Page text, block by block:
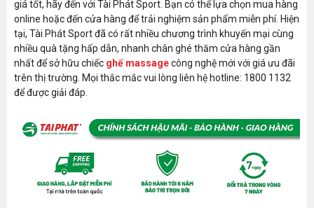
Cài đặt thời gian Có (10 phút/ 20 phút/30 phút)
Kích thước
- Kích thước
thùng: 1980*760*860mm
- Kích thước
đứng: 1610*740*1140mm
- Kích thước
NW/GW 98KG/113KG
Bảo hành
Động cơ: Bảo hành tới 6 Năm;
Phần da và máy: 2 năm
Bảo Trì trọn đời- Đầy đủ linh kiện
thay thế
giá tốt, hãy đến với Tài Phát Sport. Bạn có thể lựa chọn mua hàng
online hoặc đến cửa hàng để trải nghiệm sản phẩm miễn phí. Hiện
tại, Tài Phát Sport đã có rất nhiều chương trình khuyến mại cùng
nhiều quà tặng hấp dẫn, nhanh chân ghé thăm cửa hàng gần
nhất để sở hữu chiếc ghế massagecông nghệ mới với giá ưu đãi
trên thị trường. Mọi thắc mắc vui lòng liên hệ hotline: 1800 1132
để được giải đáp.